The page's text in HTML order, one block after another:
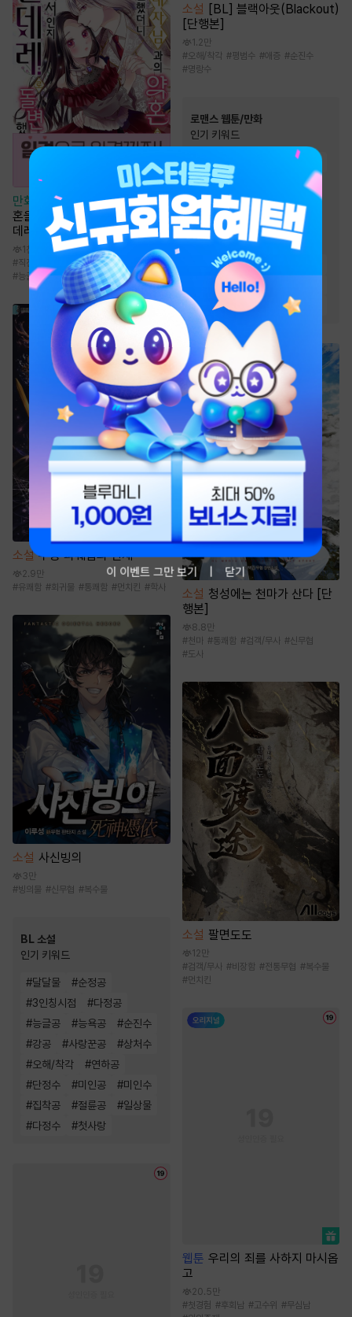
만화
[일권만] 왕태자님과의 약
혼을 거절했더니 어째서인지 얀
데레로 돌변했습니다 [단행본]
1천
#직진남 이세계물 #로맨스 #연애/결혼
#능글남
소설 무공 파훼법의 천재
2.9만
#유쾌함 #회귀물 #통쾌함 #먼치킨 #학사
소설 사신빙의
3만
#빙의물 #신무협 #복수물
BL 소설
인기 키워드
#달달물 #순정공
#3인칭시점 #다정공
#능글공 #능욕공 #순진수
#강공 #사랑꾼공 #상처수
#오해/착각 #연하공
#단정수 #미인공 #미인수
#집착공 #절륜공 #일상물
#다정수 #첫사랑
소설 [BL] 블랙아웃(Blackout)
[단행본]
1.2만
#오해/착각 #평범수 #애증 #순진수
#명랑수
로맨스 웹툰/만화
인기 키워드
#힐링물
짝사랑
#직진녀
#연애/결혼 #역사/시대물
# 계약관계 # 현대물
능글남 #친구>연인
트라우마 #재벌남
동거 #첫사랑
# 성장물 다정남 #까칠남
소설 청성에는 천마가 산다 [단
행본]
8.8만
#천마 #통쾌함 #검객/무사 #신무협
#도사
소설 팔면도도
12만
#검객/무사 #비장함 #전통무협 #복수물
#먼치킨
웹툰 우리의 죄를 사하지 마시옵
고
20.5만
#첫경험 #후회남 #고수위 #무심남
이 이벤트 그만 보기 닫기